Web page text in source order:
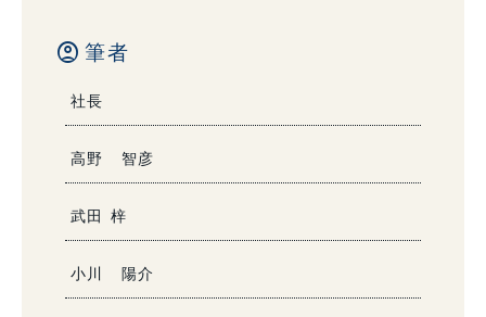
account_circle 筆者
社長
高野 智彦
武田 梓
小川 陽介